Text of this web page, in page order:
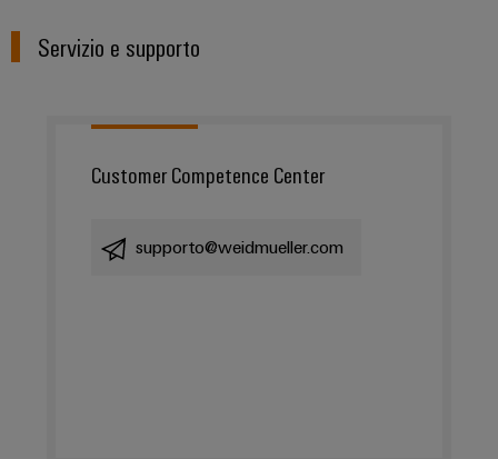
Servizio e supporto
Customer Competence Center
supporto@weidmueller.com